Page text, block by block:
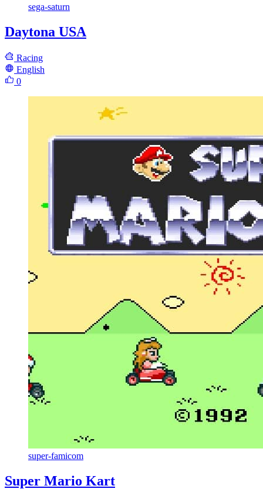
sega-saturn
Daytona USA
Racing
English
0
super-famicom
Super Mario Kart